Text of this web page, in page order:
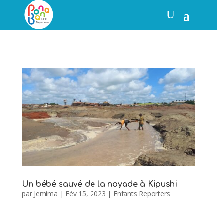
Un bébé sauvé de la noyade à Kipushi
par Jemima | Fév 15, 2023 | Enfants Reporters